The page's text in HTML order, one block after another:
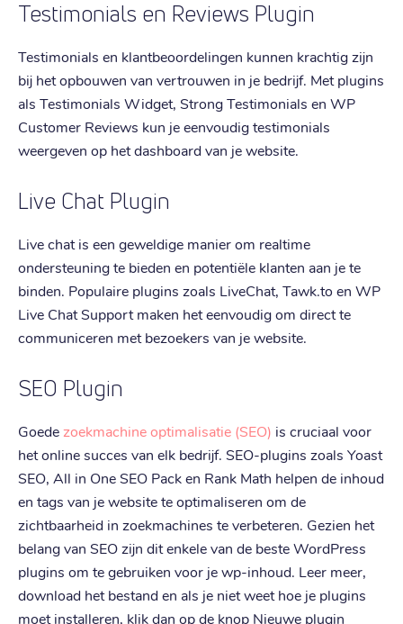
Testimonials en Reviews Plugin
Testimonials en klantbeoordelingen kunnen krachtig zijn
bij het opbouwen van vertrouwen in je bedrijf. Met plugins
als Testimonials Widget, Strong Testimonials en WP
Customer Reviews kun je eenvoudig testimonials
weergeven op het dashboard van je website.
Live Chat Plugin
Live chat is een geweldige manier om realtime
ondersteuning te bieden en potentiële klanten aan je te
binden. Populaire plugins zoals LiveChat, Tawk.to en WP
Live Chat Support maken het eenvoudig om direct te
communiceren met bezoekers van je website.
SEO Plugin
Goedezoekmachine optimalisatie (SEO) is cruciaal voor
het online succes van elk bedrijf. SEO-plugins zoals Yoast
SEO, All in One SEO Pack en Rank Math helpen de inhoud
en tags van je website te optimaliseren om de
zichtbaarheid in zoekmachines te verbeteren. Gezien het
belang van SEO zijn dit enkele van de beste WordPress
plugins om te gebruiken voor je wp-inhoud. Leer meer,
download het bestand en als je niet weet hoe je plugins
moet installeren, klik dan op de knop Nieuwe plugin